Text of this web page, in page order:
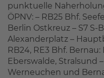
punktuelle
ÖPNV: – RB25 Bhf.
Berlin Ostkreuz – S7 S-
Alexanderplatz –
RB24, RE3 Bhf.
Eberswalde, Stralsund
Werneuchen und